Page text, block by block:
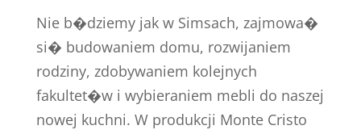
Nie b�dziemy jak w Simsach, zajmowa�
si� budowaniem domu, rozwijaniem
rodziny, zdobywaniem kolejnych
fakultet�w i wybieraniem mebli do naszej
nowej kuchni. W produkcji Monte Cristo